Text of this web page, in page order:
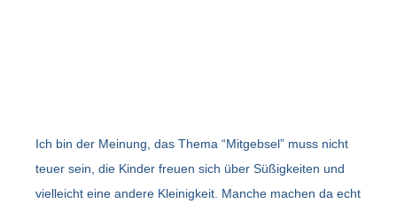
Ich bin der Meinung, das Thema “Mitgebsel” muss nicht
teuer sein, die Kinder freuen sich über Süßigkeiten und
vielleicht eine andere Kleinigkeit. Manche machen da echt